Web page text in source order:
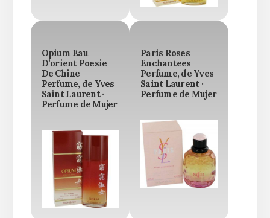
Opium Eau
D’orient Poesie
De Chine
Perfume, de Yves
Saint Laurent ·
Perfume de Mujer
Paris Roses
Enchantees
Perfume, de Yves
Saint Laurent ·
Perfume de Mujer